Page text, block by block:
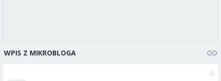
WPIS Z MIKROBLOGA